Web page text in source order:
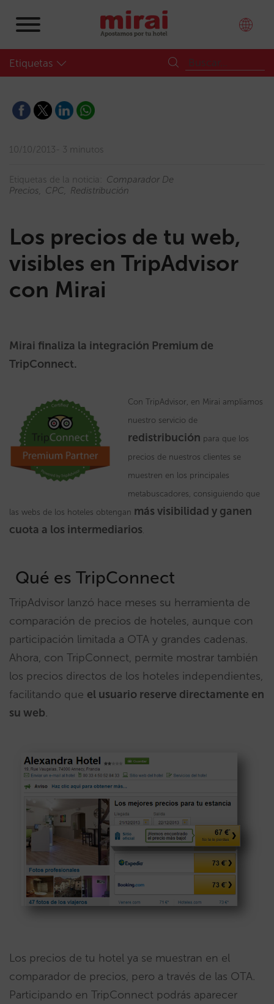
Etiquetas
10/10/2013 3 minutos
Etiquetas de la noticia:
Comparador De
Precios
CPC Redistribución
Los precios de tu web,
visibles en TripAdvisor
con Mirai
Mirai finaliza la integración Premium de
TripConnect.
Con TripAdvisor, en Mirai ampliamos
nuestro servicio de
redistribución para que los
precios de nuestros clientes se
muestren en los principales
metabuscadores, consiguiendo que
las webs de los hoteles obtengan más visibilidad y ganen
cuota a los intermediarios.
Qué es TripConnect
TripAdvisor lanzó hace meses su herramienta de
comparación de precios de hoteles, aunque con
participación limitada a OTA y grandes cadenas.
Ahora, con TripConnect, permite mostrar también
los precios directos de los hoteles independientes,
facilitando que el usuario reserve directamente en
su web.
Los precios de tu hotel ya se muestran en el
comparador de precios, pero a través de las OTA.
Participando en TripConnect podrás aparecer